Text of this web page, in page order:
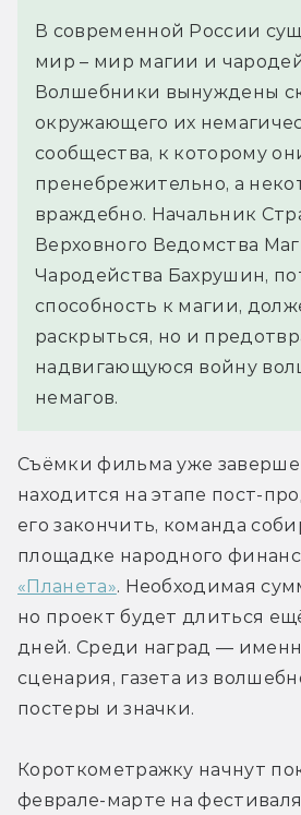
В современной России
мир – мир магии и
Волшебники вынуждены
окружающего их
сообщества, к которому
пренебрежительно, а
враждебно. Начальник
Верховного Ведомства
Чародейства Бахрушин,
способность к магии,
раскрыться, но и
надвигающуюся войну
немагов.
Съёмки фильма уже
находится на этапе пост-
его закончить, команда
«Планета». Необходимая
но проект будет длиться
дней. Среди наград —
сценария, газета из
постеры и значки.
Короткометражку начнут
феврале-марте на